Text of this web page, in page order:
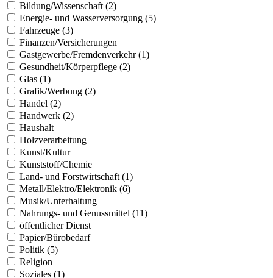
Bildung/Wissenschaft (2)
Energie- und Wasserversorgung (5)
Fahrzeuge (3)
Finanzen/Versicherungen
Gastgewerbe/Fremdenverkehr (1)
Gesundheit/Körperpflege (2)
Glas (1)
Grafik/Werbung (2)
Handel (2)
Handwerk (2)
Haushalt
Holzverarbeitung
Kunst/Kultur
Kunststoff/Chemie
Land- und Forstwirtschaft (1)
Metall/Elektro/Elektronik (6)
Musik/Unterhaltung
Nahrungs- und Genussmittel (11)
öffentlicher Dienst
Papier/Bürobedarf
Politik (5)
Religion
Soziales (1)